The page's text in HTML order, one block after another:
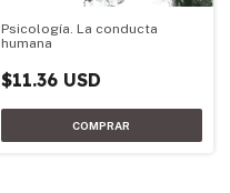
Psicología. La conducta
humana
$11.36 USD